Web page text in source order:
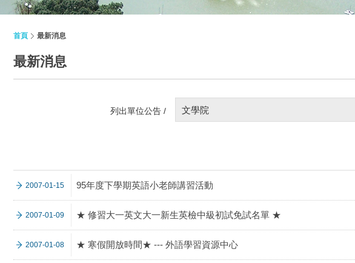
首頁 最新消息
最新消息
列出單位公告 / 文學院
2007-01-15 95年度下學期英語小老師講習活動
2007-01-09 ★ 修習大一英文大一新生英檢中級初試免試名單 ★
2007-01-08 ★ 寒假開放時間★ --- 外語學習資源中心